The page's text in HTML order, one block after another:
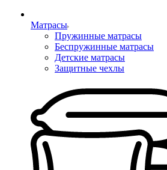
Матрасы
Пружинные матрасы
Беспружинные матрасы
Детские матрасы
Защитные чехлы